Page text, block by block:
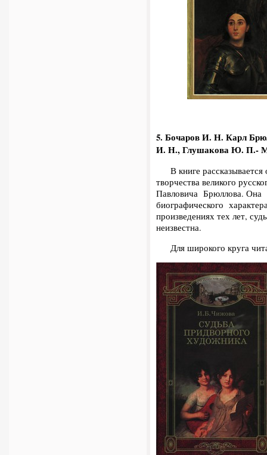
5. Бочаров И. Н. Карл
И. Н., Глушакова Ю. П.-
В книге рассказывается
творчества велико­го
Павловича Брюллова. Она
биографического
произведениях тех лет,
неизвестна.
Для широкого круга